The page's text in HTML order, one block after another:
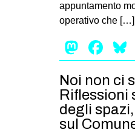
appuntamento
operativo che […]
Noi non ci
Riflessioni
degli
sul